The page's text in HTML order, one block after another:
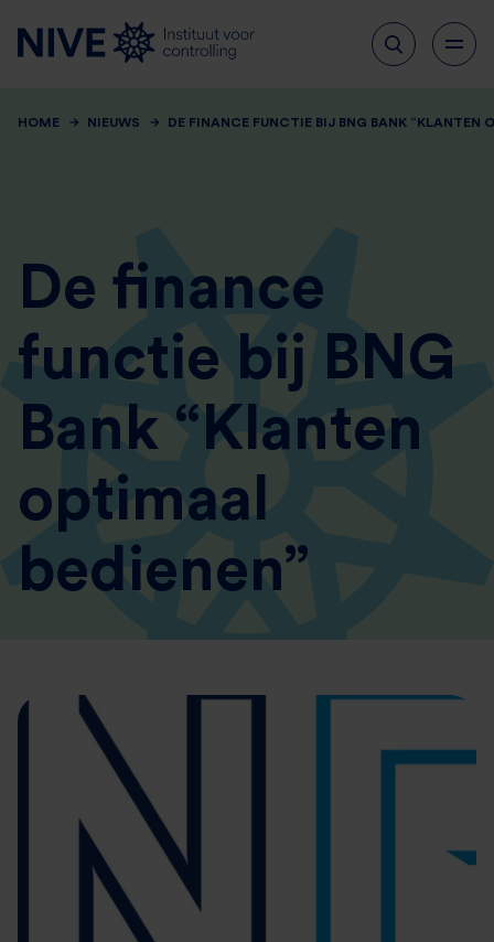
HOME NIEUWS DE FINANCE FUNCTIE BIJ BNG BANK “KLANTEN
De finance
functie bij BNG
Bank “Klanten
optimaal
bedienen”